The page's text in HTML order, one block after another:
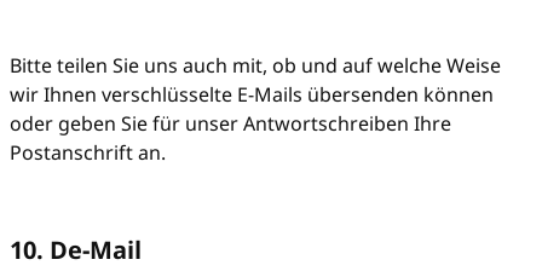
Bitte teilen Sie uns auch mit, ob und auf welche Weise
wir Ihnen verschlüsselte E-Mails übersenden können
oder geben Sie für unser Antwortschreiben Ihre
Postanschrift an.
10. De-Mail